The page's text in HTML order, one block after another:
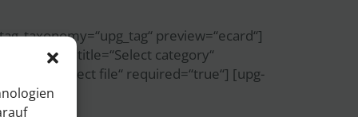
preview=“ecard“]
title=“Select category“
title=“Select file“ required=“true“] [upg-